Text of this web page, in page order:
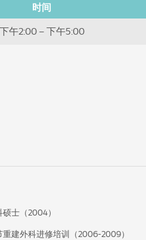
时间
下午2:00 – 下午5:00
士（2004）
建外科进修培训（2006-2009）